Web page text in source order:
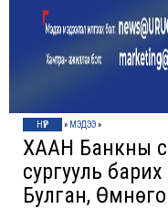
НҮҮР » МЭДЭЭ»
ХААН Банкны
сургууль
Булган,